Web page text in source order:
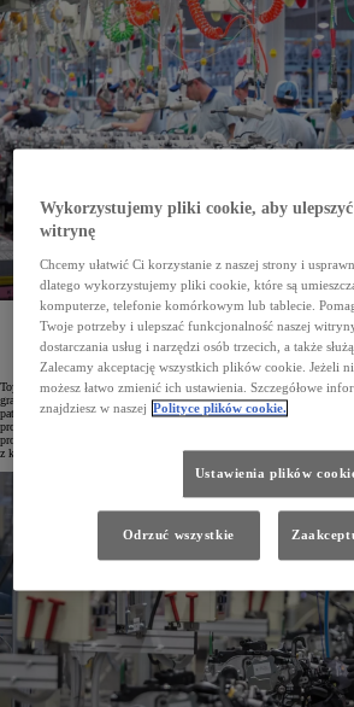
W zakładach Toyota Motor Manufacturing Poland (TMMP) w
powstają kluczowe podzespoły do najpopularniejszych hybryd
najwyższymi standardami produkcji i doskonałą jakością
niezawodność samochodów marki.
Toyota jest największym producentem samochodów na świecie, a
graczy w branży technologicznej. W 22 centrach badawczo-rozwojowych
patentów, a nowatorskie technologie – po przejściu serii rygorystycznych
produkowanych w 72 zakładach rozsianych po całym globie. Aby skrócić
prowadzi działalność produkcyjną na wszystkich kontynentach. W samej
z których jedną z kluczowych ról pełni właśnie Toyota Motor
Wykorzystujemy pliki cookie, aby ulepszyć
witrynę
Chcemy ułatwić Ci korzystanie z naszej strony i
dlatego wykorzystujemy pliki cookie, które są
komputerze, telefonie komórkowym lub tablecie.
Twoje potrzeby i ulepszać funkcjonalność naszej
dostarczania usług i narzędzi osób trzecich, a także
Zalecamy akceptację wszystkich plików cookie. Jeżeli
możesz łatwo zmienić ich ustawienia. Szczegółowe
znajdziesz w naszej Polityce plików cookie.
Ustawienia plików
Odrzuć wszystkie